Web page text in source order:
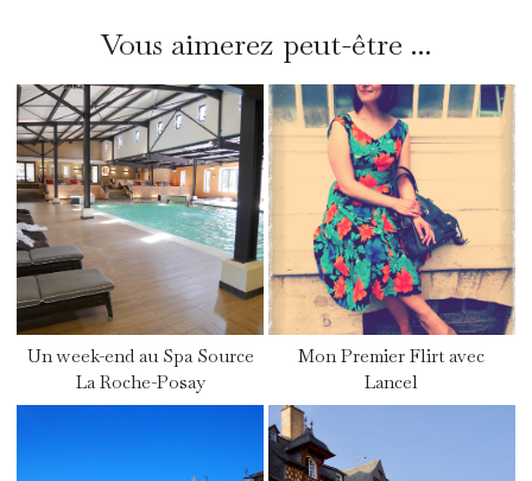
Vous aimerez peut-être ...
Un week-end au Spa Source
La Roche-Posay
Mon Premier Flirt avec
Lancel